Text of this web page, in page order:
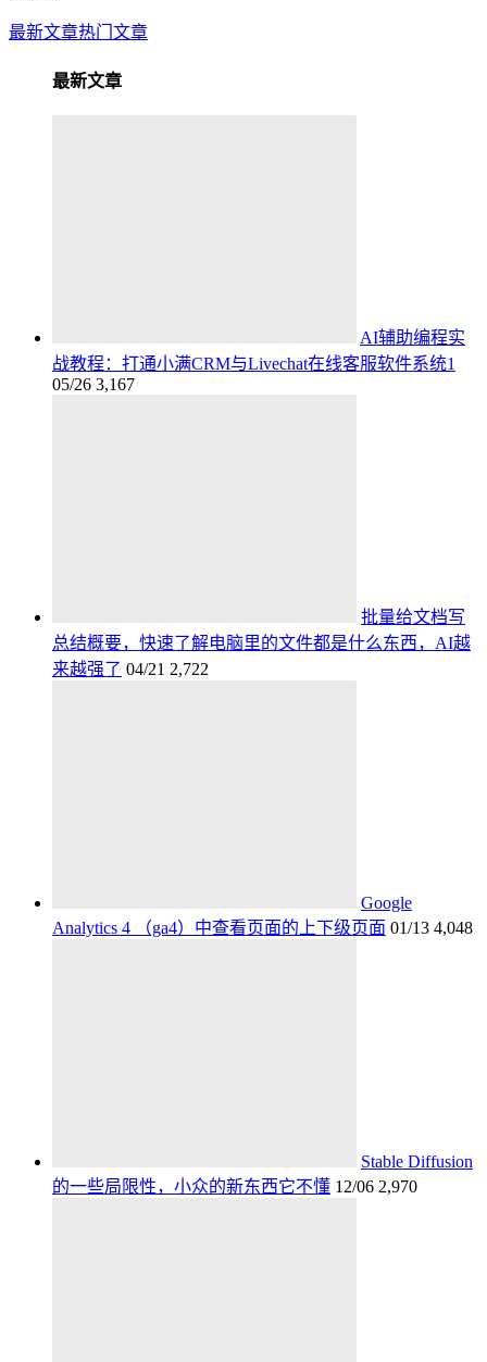
最新文章热门文章
最新文章
AI辅助编程实
战教程：打通小满CRM与Livechat在线客服软件系统1
05/26 3,167
批量给文档写
总结概要，快速了解电脑里的文件都是什么东西，AI越
来越强了 04/21 2,722
Google
Analytics 4 （ga4）中查看页面的上下级页面 01/13 4,048
Stable Diffusion
的一些局限性，小众的新东西它不懂 12/06 2,970